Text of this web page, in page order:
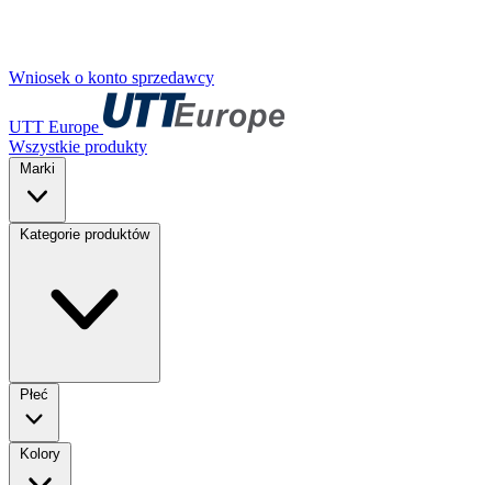
Wniosek o konto sprzedawcy
UTT Europe
Wszystkie produkty
Marki
Kategorie produktów
Płeć
Kolory